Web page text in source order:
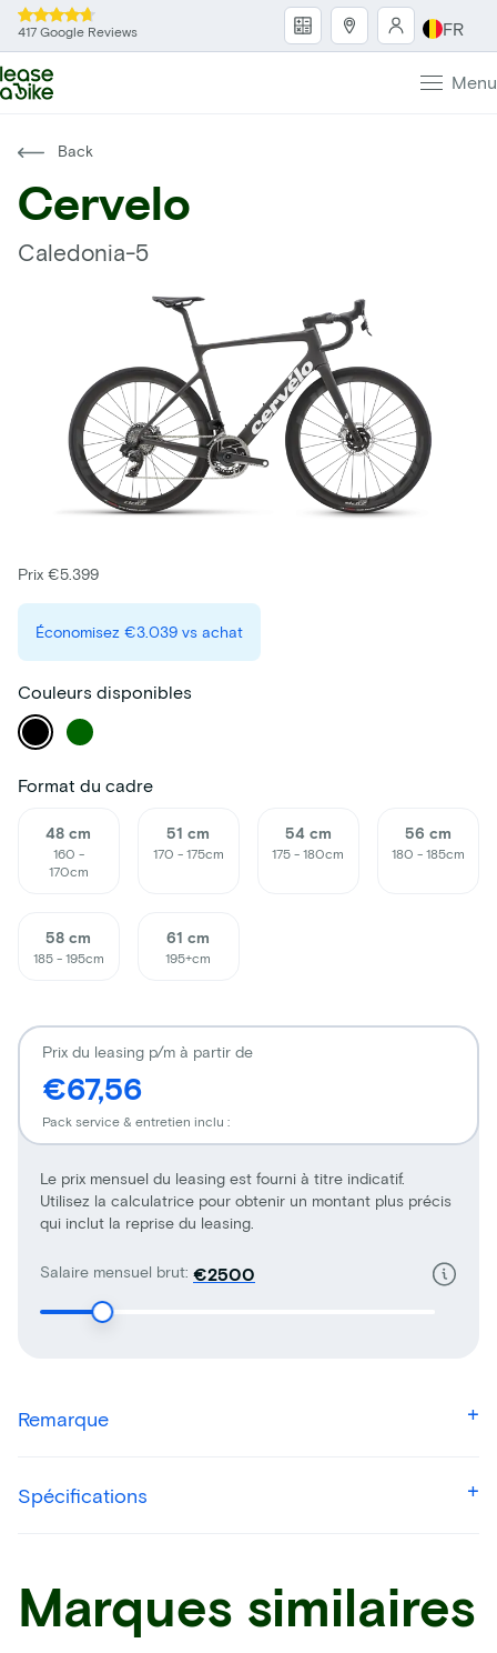
417 Google Reviews FR
Menu
Back
Cervelo
Caledonia-5
Prix €5.399
Économisez €3.039 vs achat
Couleurs disponibles
Format du cadre
48 cm
160 -
170cm
51 cm
170 - 175cm
54 cm
175 - 180cm
56 cm
180 - 185cm
58 cm
185 - 195cm
61 cm
195+cm
Salaire mensuel brut: €
Le prix mensuel du leasing est fourni à titre indicatif.
Utilisez la calculatrice pour obtenir un montant plus précis
qui inclut la reprise du leasing.
Prix du leasing p/m à partir de
€67,56
Pack service & entretien inclu :
Remarque
Spécifications
Marques similaires